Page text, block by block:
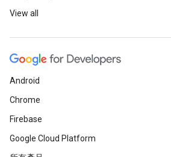
View all
Android
Chrome
Firebase
Google Cloud Platform